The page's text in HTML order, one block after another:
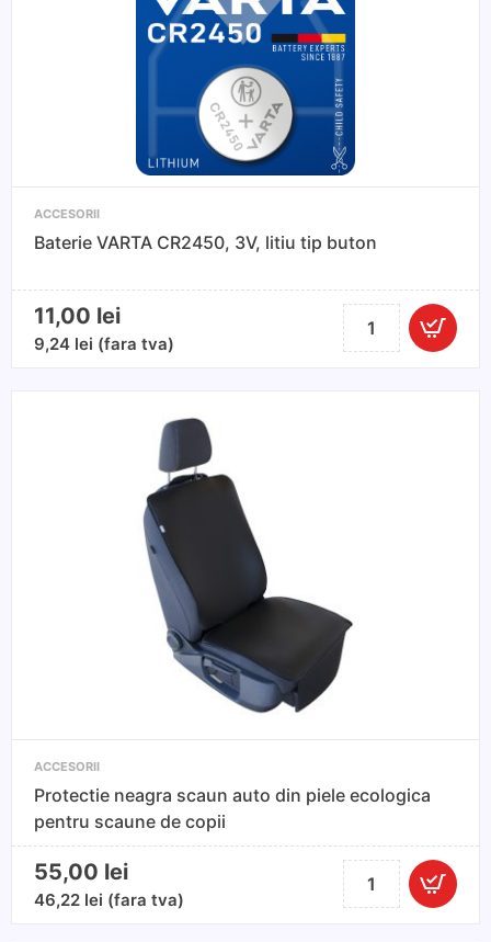
ACCESORII
Baterie VARTA CR2450, 3V, litiu tip buton
11,00 lei
9,24 lei (fara tva)
Cantitate
Baterie
ACCESORII
Protectie neagra scaun auto din piele ecologica
pentru scaune de copii
55,00 lei
46,22 lei (fara tva)
Cantitate
Protectie